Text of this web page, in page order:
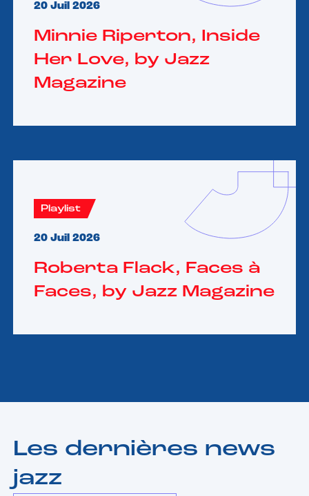
20 Juil 2026
Minnie Riperton, Inside
Her Love, by Jazz
Magazine
Playlist
20 Juil 2026
Roberta Flack, Faces à
Faces, by Jazz Magazine
Les dernières news
jazz